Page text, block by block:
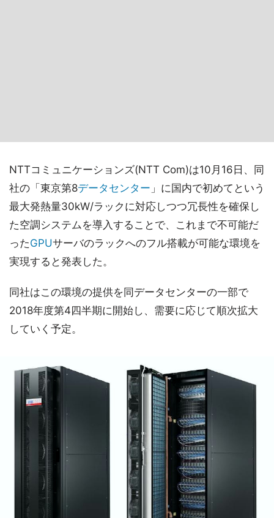
NTTコミュニケーションズ(NTT Com)は10月16日、同
社の「東京第8データセンター 」に国内で初めてという
最大発熱量30kW/ラックに対応しつつ冗長性を確保し
た空調システムを導入することで、これまで不可能だ
ったGPUサーバのラックへのフル搭載が可能な環境を
実現すると発表した。
同社はこの環境の提供を同データセンターの一部で
2018年度第4四半期に開始し、需要に応じて順次拡大
していく予定。